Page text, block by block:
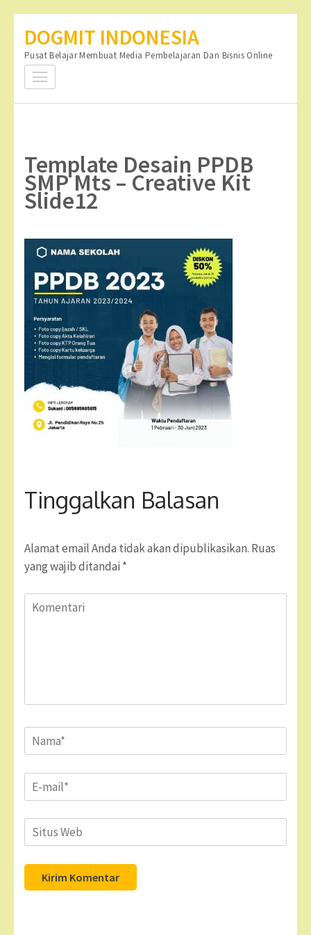
konten
(Tekan
DOGMIT INDONESIA
Pusat Belajar Membuat Media Pembelajaran Dan Bisnis Online
Template Desain PPDB
SMP Mts – Creative Kit
Slide12
Tinggalkan Balasan
Alamat email Anda tidak akan dipublikasikan. Ruas
yang wajib ditandai *
Komentari
Name*
Email*
Situs
Web